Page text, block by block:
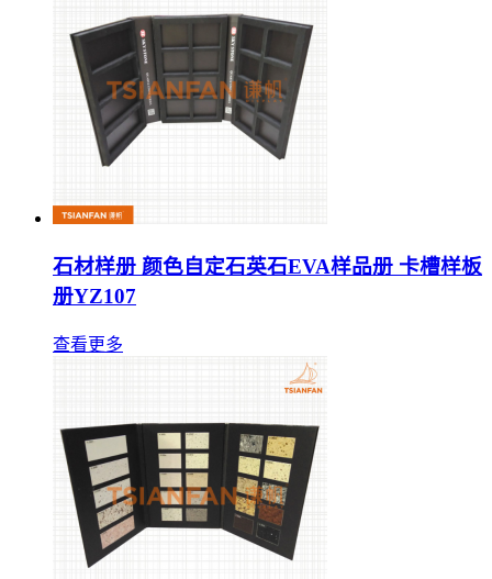
石材样册 颜色自定石英石EVA样品册 卡槽样板
册YZ107
查看更多